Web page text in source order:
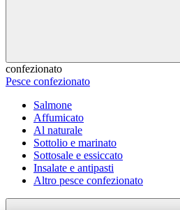
confezionato
Pesce confezionato
Salmone
Affumicato
Al naturale
Sottolio e marinato
Sottosale e essiccato
Insalate e antipasti
Altro pesce confezionato